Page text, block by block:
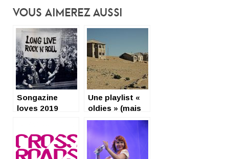
Vous Aimerez Aussi
Songazine
loves 2019
Une playlist «
oldies » (mais
pas que…) pour
un été 2019
chill